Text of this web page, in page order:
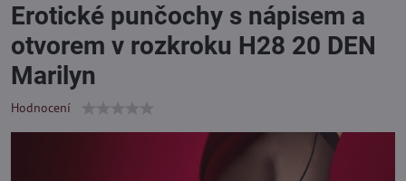
Erotické punčochy s nápisem a
otvorem v rozkroku H28 20 DEN
Marilyn
Hodnocení